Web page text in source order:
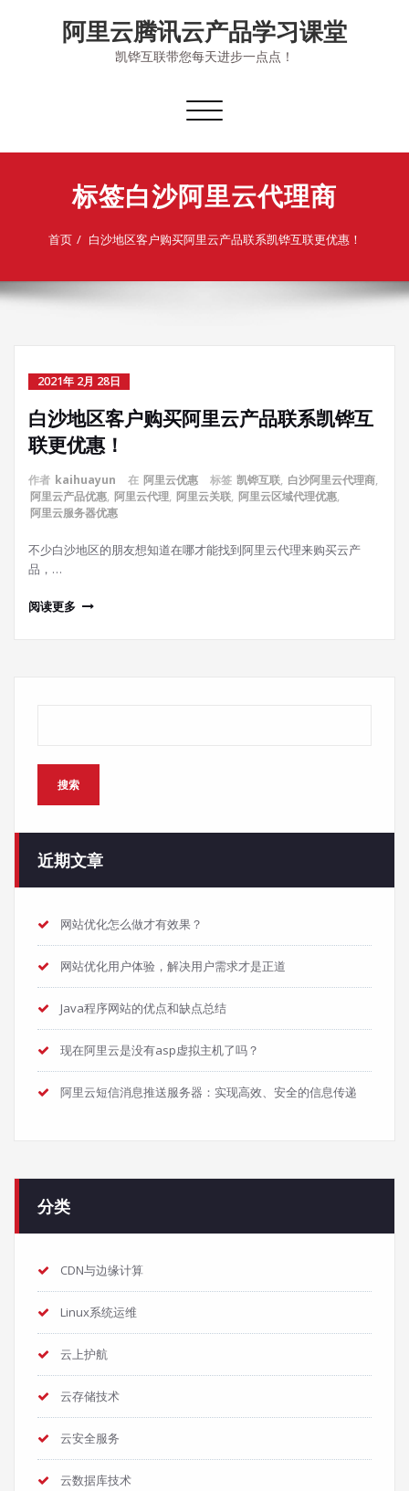
阿里云腾讯云产品学习课堂
凯铧互联带您每天进步一点点！
切
导
标签白沙阿里云代理商
首页 白沙地区客户购买阿里云产品联系凯铧互联更优惠！
2021年 2月 28日
白沙地区客户购买阿里云产品联系凯铧互
联更优惠！
作者 kaihuayun 在 阿里云优惠 标签 凯铧互联, 白沙阿里云代理商,
阿里云产品优惠, 阿里云代理, 阿里云关联, 阿里云区域代理优惠,
阿里云服务器优惠
不少白沙地区的朋友想知道在哪才能找到阿里云代理来购买云产
品，…
阅读更多
搜索
近期文章
网站优化怎么做才有效果？
网站优化用户体验，解决用户需求才是正道
Java程序网站的优点和缺点总结
现在阿里云是没有asp虚拟主机了吗？
阿里云短信消息推送服务器：实现高效、安全的信息传递
分类
CDN与边缘计算
Linux系统运维
云上护航
云存储技术
云安全服务
云数据库技术